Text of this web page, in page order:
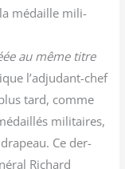
la médaille mili­
au même titre
l’adjudant-chef
tard, comme
mili­taires,
Ce der­
Richard